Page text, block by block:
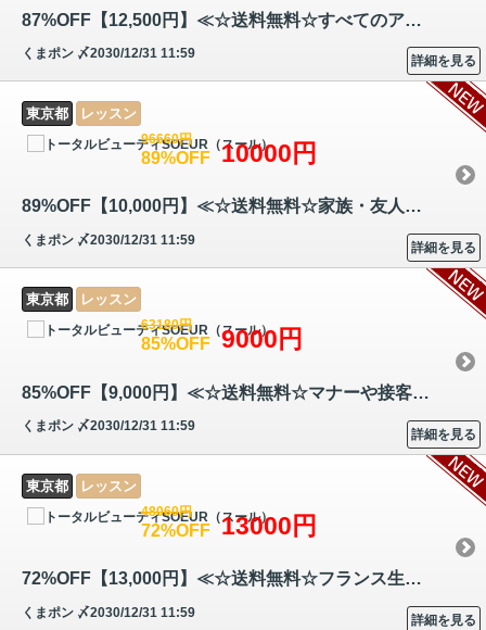
87%OFF【12,500円】≪☆送料無料☆すべてのアイテムを思いのままに輝かせられ…
くまポン 〆2030/12/31 11:59
詳細を見る
東京都 レッスン
96660円
89%OFF 10000円
89%OFF【10,000円】≪☆送料無料☆家族・友人・恋人や仕事にも！個性を引き出…
くまポン 〆2030/12/31 11:59
詳細を見る
東京都 レッスン
63180円
85%OFF 9000円
85%OFF【9,000円】≪☆送料無料☆マナーや接客、身だしなみや言葉づかい、ビ…
くまポン 〆2030/12/31 11:59
詳細を見る
東京都 レッスン
48060円
72%OFF 13000円
72%OFF【13,000円】≪☆送料無料☆フランス生まれの手工芸☆基礎から応用まで…
くまポン 〆2030/12/31 11:59
詳細を見る